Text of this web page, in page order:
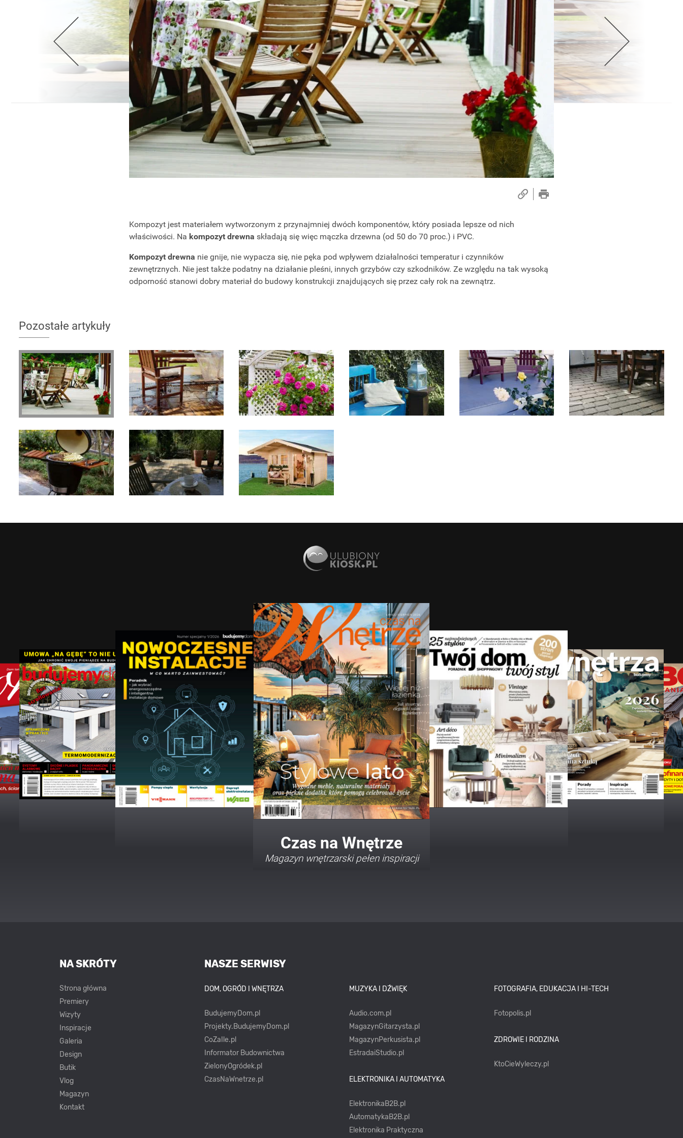
Wellnes
DIY
Kompozyt jest materiałem wytworzonym z przynajmniej dwóch komponentów, który posiada lepsze od nich
właściwości. Na kompozyt drewna składają się więc mączka drzewna (od 50 do 70 proc.) i PVC.
Kompozyt drewna nie gnije, nie wypacza się, nie pęka pod wpływem działalności temperatur i czynników
zewnętrznych. Nie jest także podatny na działanie pleśni, innych grzybów czy szkodników. Ze względu na tak wysoką
odporność stanowi dobry materiał do budowy konstrukcji znajdujących się przez cały rok na zewnątrz.
Pozostałe artykuły
Twój Dom Twój Styl
Porady i inspiracje w najmodniejszych
NASZE SERWISY
DOM, OGRÓD I WNĘTRZA
BudujemyDom.pl
Projekty.BudujemyDom.pl
CoZaIle.pl
Informator Budownictwa
ZielonyOgródek.pl
CzasNaWnetrze.pl
MUZYKA I DŹWIĘK
Audio.com.pl
MagazynGitarzysta.pl
MagazynPerkusista.pl
EstradaiStudio.pl
ELEKTRONIKA I AUTOMATYKA
ElektronikaB2B.pl
AutomatykaB2B.pl
Elektronika Praktyczna
FOTOGRAFIA, EDUKACJA I HI-TECH
Fotopolis.pl
ZDROWIE I RODZINA
KtoCieWyleczy.pl
NA SKRÓTY
Strona główna
Premiery
Wizyty
Inspiracje
Galeria
Design
Butik
Vlog
Magazyn
Kontakt